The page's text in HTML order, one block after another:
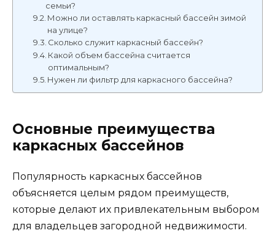
семьи?
Можно ли оставлять каркасный бассейн зимой
на улице?
Сколько служит каркасный бассейн?
Какой объем бассейна считается
оптимальным?
Нужен ли фильтр для каркасного бассейна?
Основные преимущества
каркасных бассейнов
Популярность каркасных бассейнов
объясняется целым рядом преимуществ,
которые делают их привлекательным выбором
для владельцев загородной недвижимости.